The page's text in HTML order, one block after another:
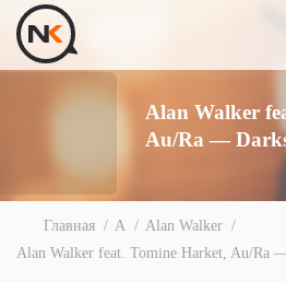
Alan Walker
Au/Ra —
Главная A
Alan Walker
Alan Walker feat. Tomine Harket, Au/Ra